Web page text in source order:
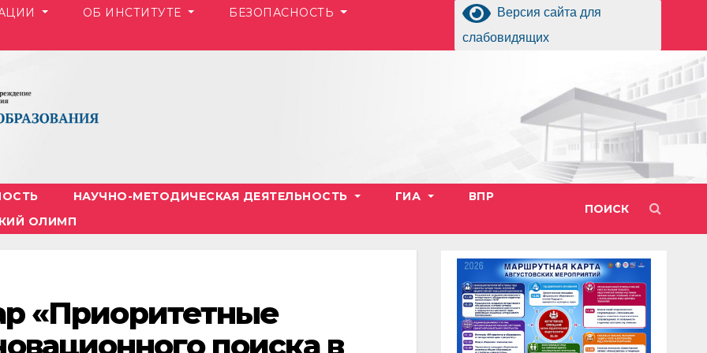
Версия сайта для
слабовидящих
ОБ ИНСТИТУТЕ
БЕЗОПАСНОСТЬ
ПОИСК
НАУЧНО-МЕТОДИЧЕСКАЯ ДЕЯТЕЛЬНОСТЬ ГИА
ВПР
ОЛИМП
«Приоритетные